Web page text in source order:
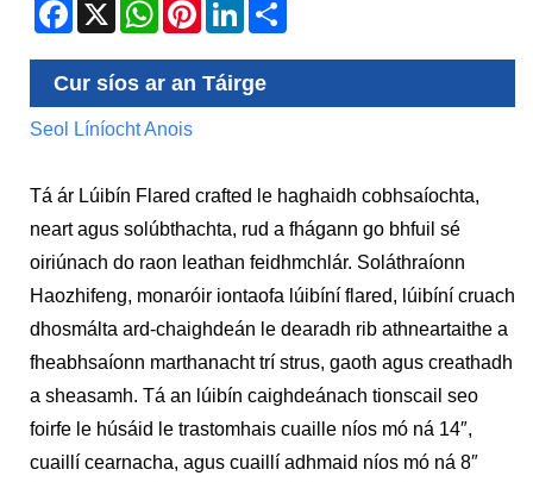
Facebook
X WhatsAppPinterestLinkedIn
Cur síos ar an Táirge
Seol Líníocht Anois
Tá ár Lúibín Flared crafted le haghaidh cobhsaíochta,
neart agus solúbthachta, rud a fhágann go bhfuil sé
oiriúnach do raon leathan feidhmchlár. Soláthraíonn
Haozhifeng, monaróir iontaofa lúibíní flared, lúibíní cruach
dhosmálta ard-chaighdeán le dearadh rib athneartaithe a
fheabhsaíonn marthanacht trí strus, gaoth agus creathadh
a sheasamh. Tá an lúibín caighdeánach tionscail seo
foirfe le húsáid le trastomhais cuaille níos mó ná 14″,
cuaillí cearnacha, agus cuaillí adhmaid níos mó ná 8″